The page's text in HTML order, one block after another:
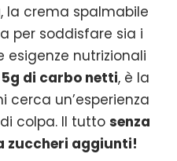
, la crema spalmabile
per soddisfare sia i
nutrizionali
di carbo netti, è la
cerca un’esperienza
colpa. Il tutto senza
zuccheri aggiunti!